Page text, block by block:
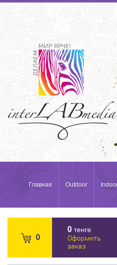
Главная Outdoor
0
0 тенге
Оформить
заказ